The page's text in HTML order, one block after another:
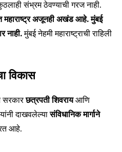
of
be part of the
email address on our website
inbox. Your information is
संभ्रम ठेवण्याची गरज नाही.
महाराष्ट्र अजूनही अखंड आहे. मुंबई
नाही.मुंबई नेहमी महाराष्ट्राची राहिली
विकास
सरकारछत्रपती शिवरायआणि
दाखवलेल्यासंविधानिक मार्गाने
आहे.